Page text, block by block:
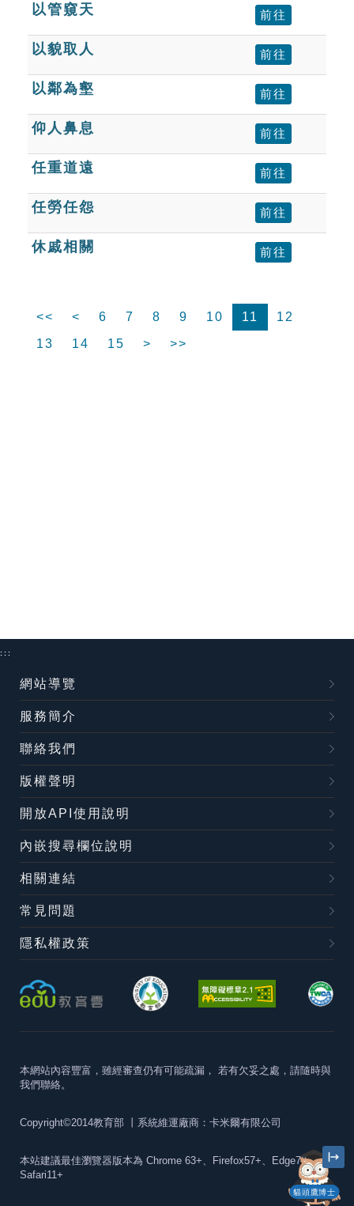
貓頭鷹博士
以管窺天 前往
以貌取人 前往
以鄰為壑 前往
仰人鼻息 前往
任重道遠 前往
任勞任怨 前往
休戚相關 前往
<< < 6 7 8 9 10 11
12
13
14 15 > >>
貓頭鷹博士
:::
網站導覽
服務簡介
聯絡我們
版權聲明
開放API使用說明
內嵌搜尋欄位說明
相關連結
常見問題
隱私權政策
本網站內容豐富，雖經審查仍有可能疏漏， 若有欠妥之處，請隨時與
我們聯絡。
Copyright©2014教育部 丨系統維運廠商：卡米爾有限公司
本站建議最佳瀏覽器版本為 Chrome 63+、Firefox57+、Edge79+及
Safari11+